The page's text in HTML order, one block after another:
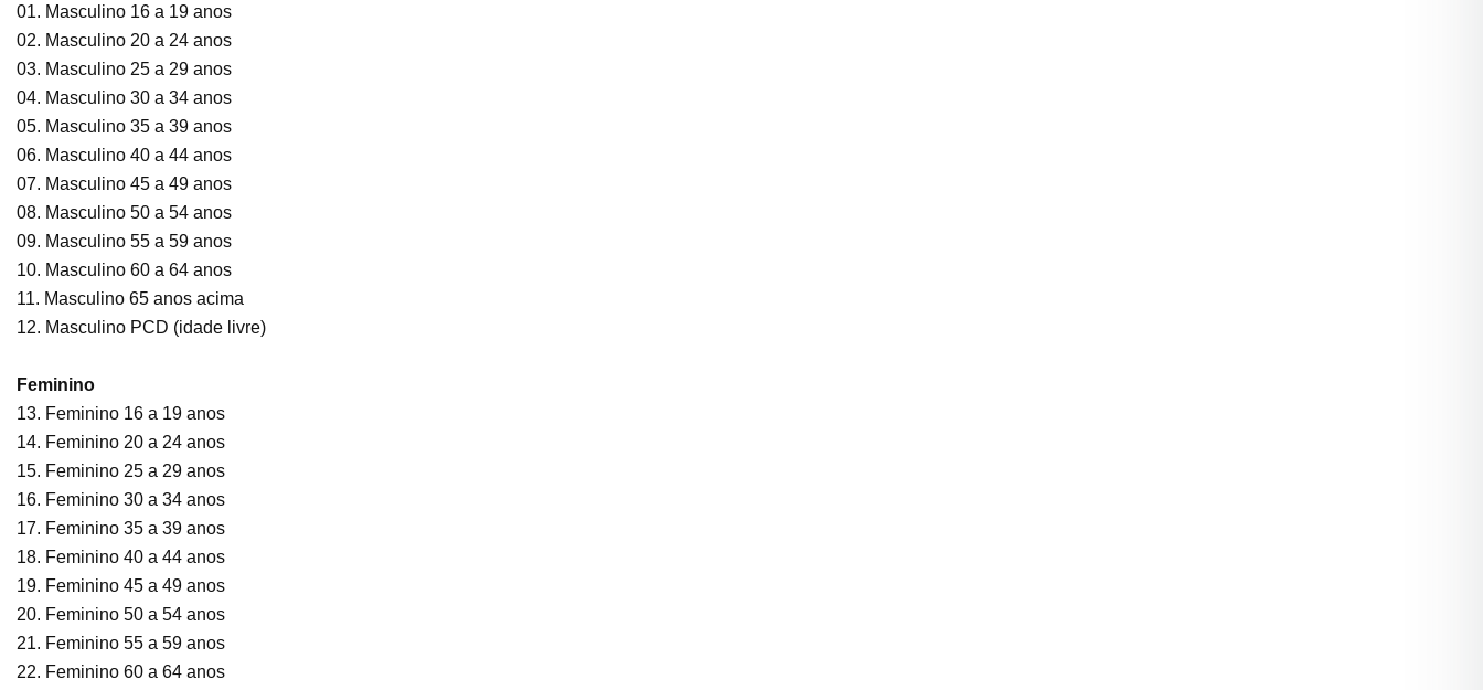
01. Masculino 16 a 19 anos
02. Masculino 20 a 24 anos
03. Masculino 25 a 29 anos
04. Masculino 30 a 34 anos
05. Masculino 35 a 39 anos
06. Masculino 40 a 44 anos
07. Masculino 45 a 49 anos
08. Masculino 50 a 54 anos
09. Masculino 55 a 59 anos
10. Masculino 60 a 64 anos
11. Masculino 65 anos acima
12. Masculino PCD (idade livre)
Feminino
13. Feminino 16 a 19 anos
14. Feminino 20 a 24 anos
15. Feminino 25 a 29 anos
16. Feminino 30 a 34 anos
17. Feminino 35 a 39 anos
18. Feminino 40 a 44 anos
19. Feminino 45 a 49 anos
20. Feminino 50 a 54 anos
21. Feminino 55 a 59 anos
22. Feminino 60 a 64 anos